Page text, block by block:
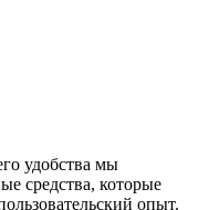
удобства мы
средства, которые
опыт.